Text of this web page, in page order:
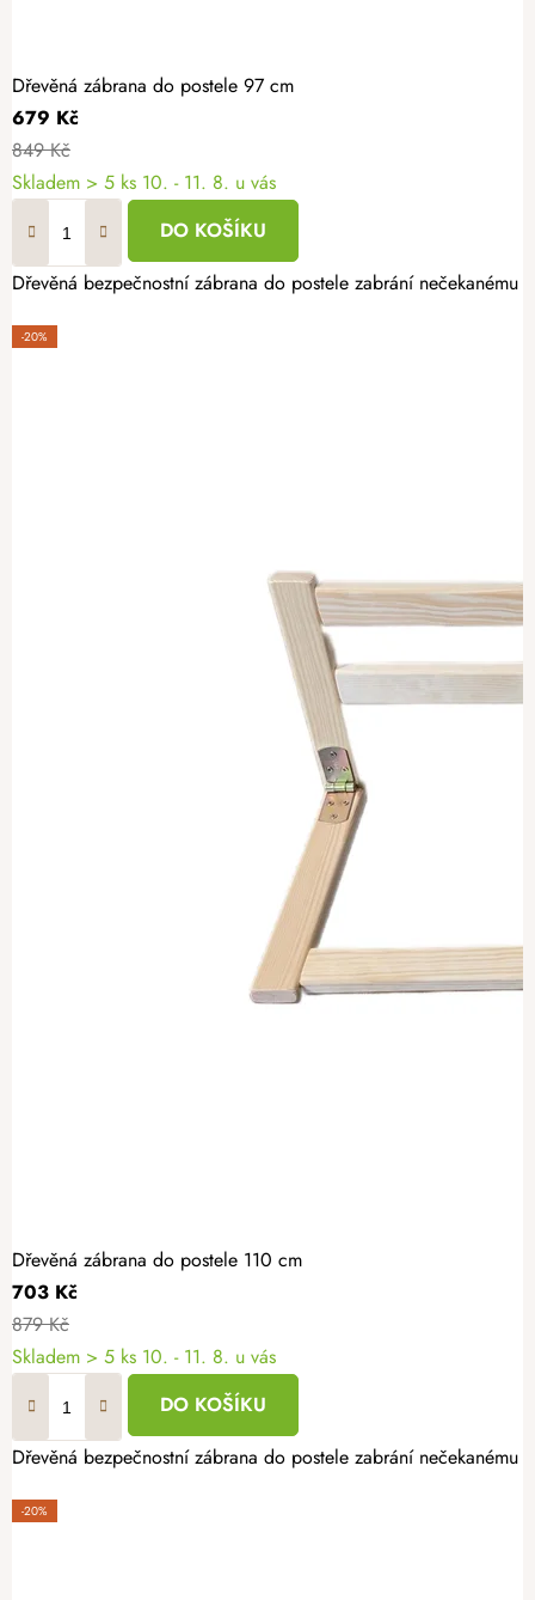
Dřevěná zábrana do postele 97 cm
679 Kč
849 Kč
Skladem > 5 ks 10. - 11. 8. u vás
DO KOŠÍKU
Dřevěná bezpečnostní zábrana do postele zabrání
-20%
Dřevěná zábrana do postele 110 cm
703 Kč
879 Kč
Skladem > 5 ks 10. - 11. 8. u vás
DO KOŠÍKU
Dřevěná bezpečnostní zábrana do postele zabrání
-20%